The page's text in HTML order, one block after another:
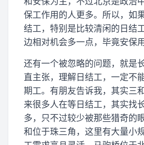
保工作用的人更多。所以，如
结工，特别是比较清闲的日结
边相对机会多一点，毕竟安保用
还有一个被忽略的问题，就是
直主张，理解日结工，一定不
期工。有朋友告诉我，其实三
来很多人在等日结工，其实找
多，只不过较少被那些猎奇的
和位于珠三角，这里有大量小